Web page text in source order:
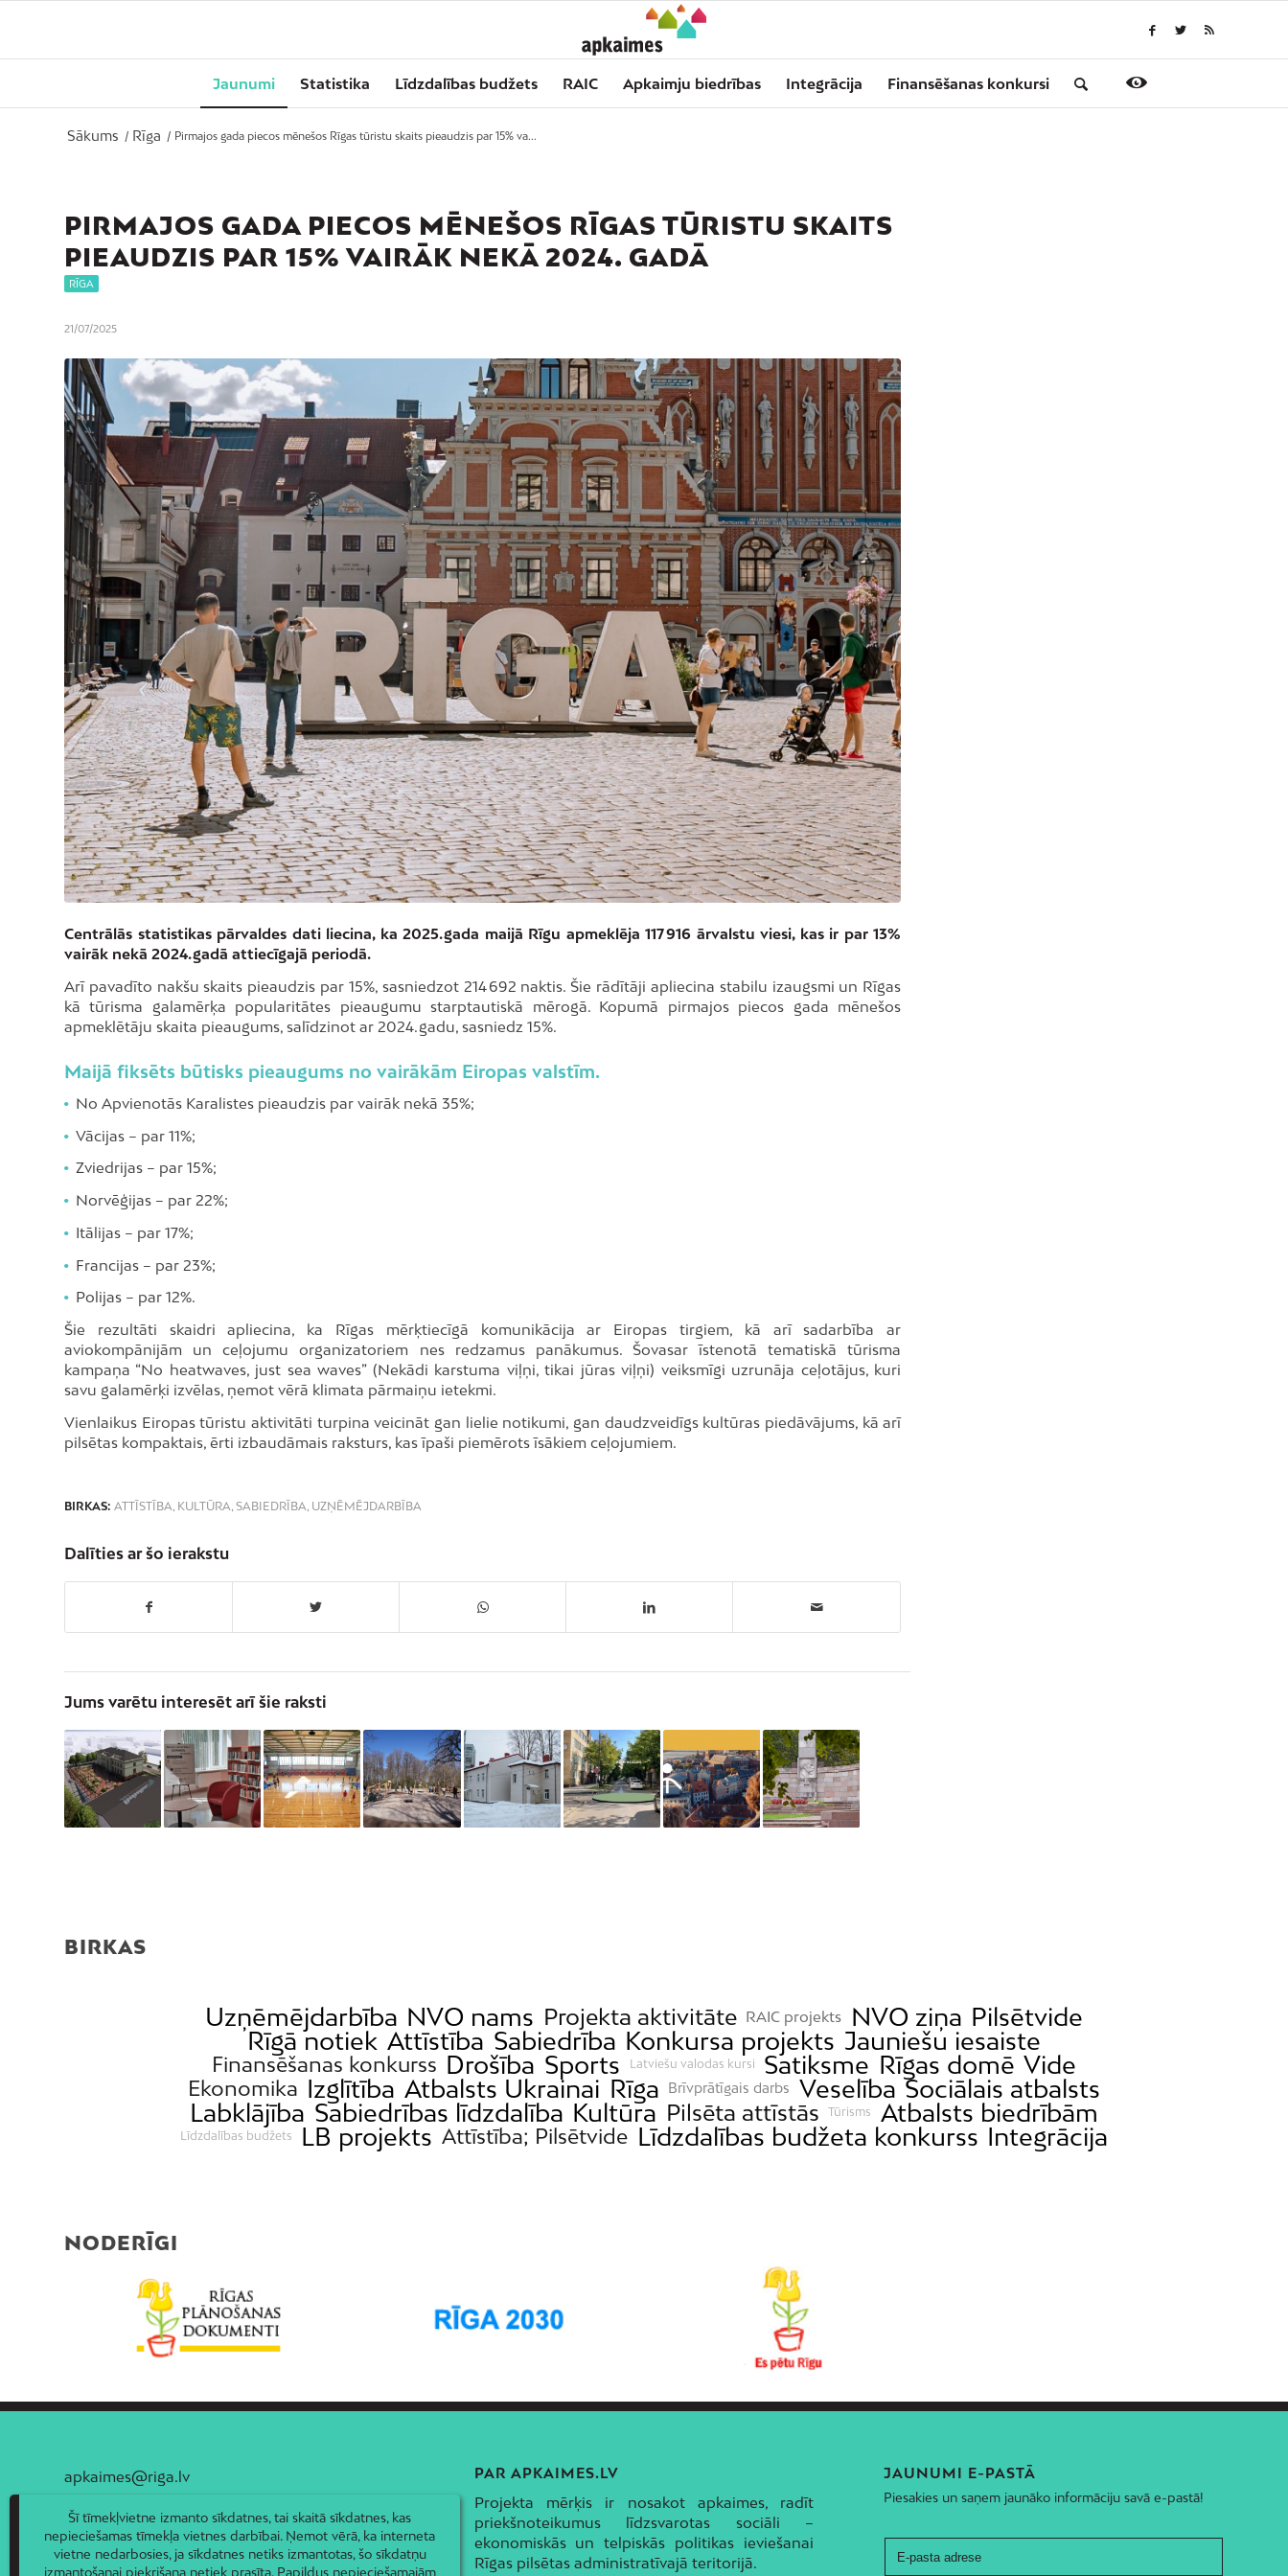
Jaunumi Statistika Līdzdalības budžets RAIC Apkaimju biedrības Integrācija Finansēšanas konkursi
Sākums / Rīga / Pirmajos gada piecos mēnešos Rīgas tūristu skaits pieaudzis par 15% va...
PIRMAJOS GADA PIECOS MĒNEŠOS RĪGAS TŪRISTU SKAITS
PIEAUDZIS PAR 15% VAIRĀK NEKĀ 2024. GADĀ
RĪGA
21/07/2025
Centrālās statistikas pārvaldes dati liecina, ka 2025. gada maijā Rīgu apmeklēja 117 916 ārvalstu viesi, kas ir par 13%
vairāk nekā 2024. gadā attiecīgajā periodā.
Arī pavadīto nakšu skaits pieaudzis par 15%, sasniedzot 214 692 naktis. Šie rādītāji apliecina stabilu izaugsmi un Rīgas
kā tūrisma galamērķa popularitātes pieaugumu starptautiskā mērogā. Kopumā pirmajos piecos gada mēnešos
apmeklētāju skaita pieaugums, salīdzinot ar 2024. gadu, sasniedz 15%.
Maijā fiksēts būtisks pieaugums no vairākām Eiropas valstīm.
No Apvienotās Karalistes pieaudzis par vairāk nekā 35%;
Vācijas – par 11%;
Zviedrijas – par 15%;
Norvēģijas – par 22%;
Itālijas – par 17%;
Francijas – par 23%;
Polijas – par 12%.
Šie rezultāti skaidri apliecina, ka Rīgas mērķtiecīgā komunikācija ar Eiropas tirgiem, kā arī sadarbība ar
aviokompānijām un ceļojumu organizatoriem nes redzamus panākumus. Šovasar īstenotā tematiskā tūrisma
kampaņa “No heatwaves, just sea waves” (Nekādi karstuma viļņi, tikai jūras viļņi) veiksmīgi uzrunāja ceļotājus, kuri
savu galamērķi izvēlas, ņemot vērā klimata pārmaiņu ietekmi.
Vienlaikus Eiropas tūristu aktivitāti turpina veicināt gan lielie notikumi, gan daudzveidīgs kultūras piedāvājums, kā arī
pilsētas kompaktais, ērti izbaudāmais raksturs, kas īpaši piemērots īsākiem ceļojumiem.
BIRKAS: ATTĪSTĪBA, KULTŪRA, SABIEDRĪBA, UZŅĒMĒJDARBĪBA
Dalīties ar šo ierakstu
Jums varētu interesēt arī šie raksti
BIRKAS
Uzņēmējdarbība NVO nams Projekta aktivitāte RAIC projekts NVO ziņa Pilsētvide
Rīgā notiek Attīstība Sabiedrība Konkursa projekts Jauniešu iesaiste
Finansēšanas konkurss Drošība Sports Latviešu valodas kursi Satiksme Rīgas domē Vide
Ekonomika Izglītība Atbalsts Ukrainai Rīga Brīvprātīgais darbs Veselība Sociālais atbalsts
Labklājība Sabiedrības līdzdalība Kultūra Pilsēta attīstās Tūrisms Atbalsts biedrībām
Līdzdalības budžets LB projekts Attīstība; Pilsētvide Līdzdalības budžeta konkurss Integrācija
NODERĪGI
apkaimes@riga.lv PAR APKAIMES.LV
Projekta mērķis ir nosakot apkaimes, radīt
priekšnoteikumus līdzsvarotas sociāli –
ekonomiskās un telpiskās politikas ieviešanai
Rīgas pilsētas administratīvajā teritorijā.
JAUNUMI E-PASTĀ
Piesakies un saņem jaunāko informāciju savā e-pastā!
Šī tīmekļvietne izmanto sīkdatnes, tai skaitā sīkdatnes, kas
nepieciešamas tīmekļa vietnes darbībai. Ņemot vērā, ka interneta
vietne nedarbosies, ja sīkdatnes netiks izmantotas, šo sīkdatņu
izmantošanai piekrišana netiek prasīta. Papildus nepieciešamajām